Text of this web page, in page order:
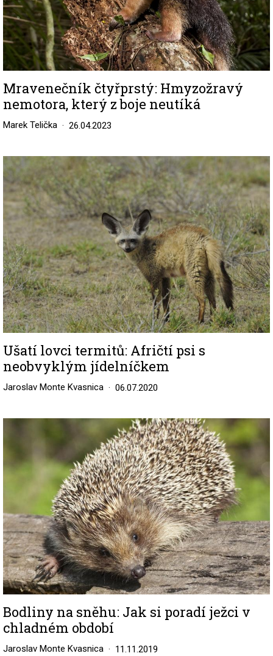
Mravenečník čtyřprstý: Hmyzožravý
nemotora, který z boje neutíká
Marek Telička 26.04.2023
Image
Ušatí lovci termitů: Afričtí psi s
neobvyklým jídelníčkem
Jaroslav Monte Kvasnica 06.07.2020
Bodliny na sněhu: Jak si poradí ježci v
chladném období
Jaroslav Monte Kvasnica 11.11.2019